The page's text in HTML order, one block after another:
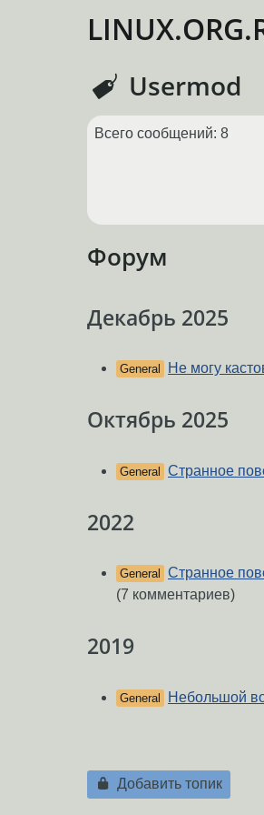
Usermod
Всего сообщений: 8
Форум
Декабрь 2025
General Не могу
Октябрь 2025
General Странное
2022
General
Странное
(7 комментариев)
2019
General Небольшой
Добавить топик